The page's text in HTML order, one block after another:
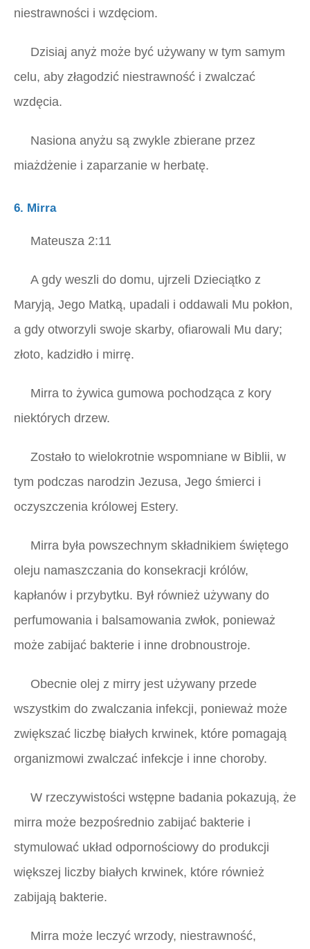
niestrawności i wzdęciom.
Dzisiaj anyż może być używany w tym samym
celu, aby złagodzić niestrawność i zwalczać
wzdęcia.
Nasiona anyżu są zwykle zbierane przez
miażdżenie i zaparzanie w herbatę.
6. Mirra
Mateusza 2:11
A gdy weszli do domu, ujrzeli Dzieciątko z
Maryją, Jego Matką, upadali i oddawali Mu pokłon,
a gdy otworzyli swoje skarby, ofiarowali Mu dary;
złoto, kadzidło i mirrę.
Mirra to żywica gumowa pochodząca z kory
niektórych drzew.
Zostało to wielokrotnie wspomniane w Biblii, w
tym podczas narodzin Jezusa, Jego śmierci i
oczyszczenia królowej Estery.
Mirra była powszechnym składnikiem świętego
oleju namaszczania do konsekracji królów,
kapłanów i przybytku. Był również używany do
perfumowania i balsamowania zwłok, ponieważ
może zabijać bakterie i inne drobnoustroje.
Obecnie olej z mirry jest używany przede
wszystkim do zwalczania infekcji, ponieważ może
zwiększać liczbę białych krwinek, które pomagają
organizmowi zwalczać infekcje i inne choroby.
W rzeczywistości wstępne badania pokazują, że
mirra może bezpośrednio zabijać bakterie i
stymulować układ odpornościowy do produkcji
większej liczby białych krwinek, które również
zabijają bakterie.
Mirra może leczyć wrzody, niestrawność,